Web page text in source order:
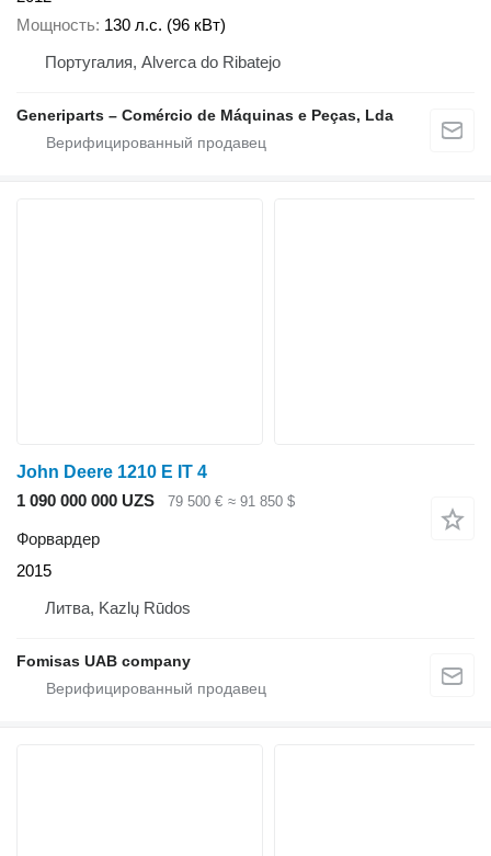
Мощность 130 л.с. (96 кВт)
Португалия, Alverca do Ribatejo
Generiparts – Comércio de Máquinas e Peças, Lda
John Deere 1210 E IT 4
1 090 000 000 UZS
79 500 € ≈ 91 850 $
Форвардер
2015
Литва, Kazlų Rūdos
Fomisas UAB company